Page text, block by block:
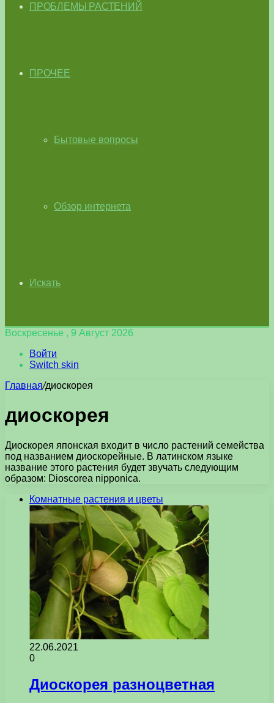
ПРОБЛЕМЫ РАСТЕНИЙ
ПРОЧЕЕ
Бытовые вопросы
Обзор интернета
Искать
Воскресенье , 9 Август 2026
Войти
Switch skin
Главная/диоскорея
диоскорея
Диоскорея японская входит в число растений семейства
под названием диоскорейные. В латинском языке
название этого растения будет звучать следующим
образом: Dioscorea nipponica.
Комнатные растения и цветы
22.06.2021
0
Диоскорея разноцветная